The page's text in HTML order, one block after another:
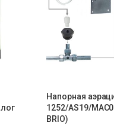
Напорная
1252/AS19/
BRIO)